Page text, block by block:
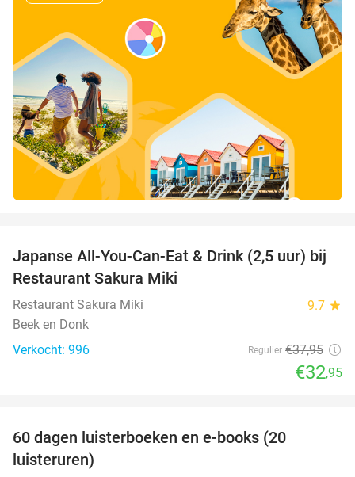
13%
Japanse All-You-Can-Eat & Drink (2,5 uur) bij
Restaurant Sakura Miki
Restaurant Sakura Miki 9.7 star
Beek en Donk
Verkocht: 996
Regulier €37,95
€32,95
60 dagen luisterboeken en e-books (20
luisteruren)